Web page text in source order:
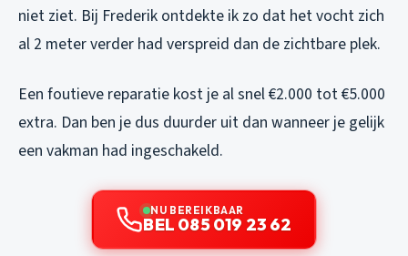
niet ziet. Bij Frederik ontdekte ik zo dat het vocht zich
al 2 meter verder had verspreid dan de zichtbare plek.
Een foutieve reparatie kost je al snel €2.000 tot €5.000
extra. Dan ben je dus duurder uit dan wanneer je gelijk
een vakman had ingeschakeld.
NU BEREIKBAAR
BEL 085 019 23 62